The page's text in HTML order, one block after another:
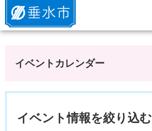
垂水市
イベントカレンダー
イベント情報を絞り込む